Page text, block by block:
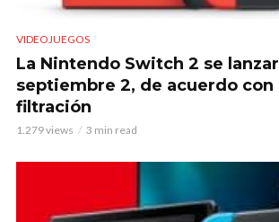
VIDEOJUEGOS
La Nintendo Switch 2 se
septiembre 2, de acuerdo con
filtración
1.279 views 3 min read